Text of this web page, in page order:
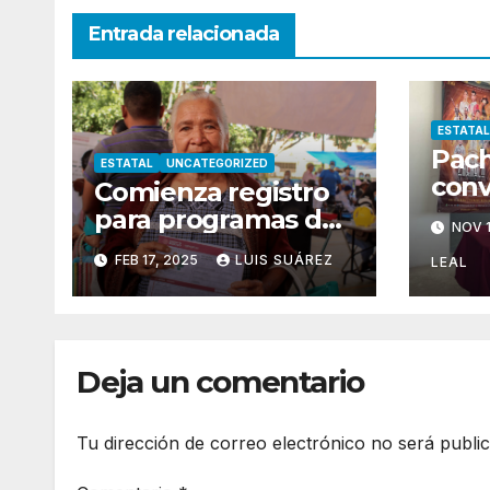
Entrada relacionada
ESTATAL UNCATEGORIZED
Comienza registro
para programas del
Bienestar
FEB 17, 2025 LUIS SUÁREZ
ESTATAL
salsa
NOV
LEAL
Deja un comentario
Tu dirección de correo electrónico no será